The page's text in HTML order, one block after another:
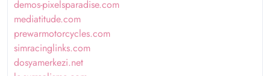
demos-pixelsparadise.com
mediatitude.com
prewarmotorcycles.com
simracinglinks.com
dosyamerkezi.net